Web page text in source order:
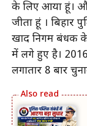
के लिए आया हूं।
जीता हूं । बिहार
खाद निगम
में लगे हुए है।
लगातार 8 बार